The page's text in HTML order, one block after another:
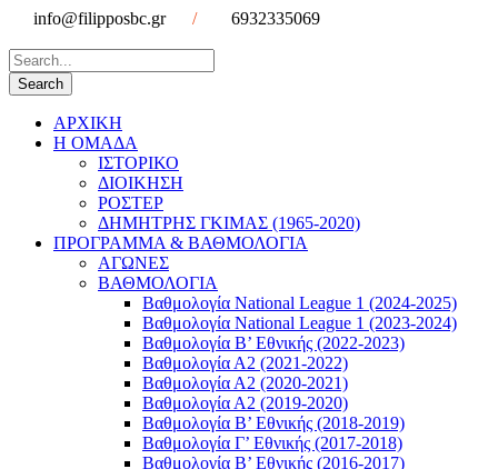
info@filipposbc.gr / 6932335069
ΑΡΧΙΚΗ
Η ΟΜΑΔΑ
ΙΣΤΟΡΙΚΟ
ΔΙΟΙΚΗΣΗ
ΡΟΣΤΕΡ
ΔΗΜΗΤΡΗΣ ΓΚΙΜΑΣ (1965-2020)
ΠΡΟΓΡΑΜΜΑ & ΒΑΘΜΟΛΟΓΙΑ
ΑΓΩΝΕΣ
ΒΑΘΜΟΛΟΓΙΑ
Βαθμολογία National League 1 (2024-2025)
Βαθμολογία National League 1 (2023-2024)
Βαθμολογία Β’ Εθνικής (2022-2023)
Βαθμολογία Α2 (2021-2022)
Βαθμολογία Α2 (2020-2021)
Βαθμολογία Α2 (2019-2020)
Βαθμολογία B’ Εθνικής (2018-2019)
Βαθμολογία Γ’ Εθνικής (2017-2018)
Βαθμολογία Β’ Εθνικής (2016-2017)